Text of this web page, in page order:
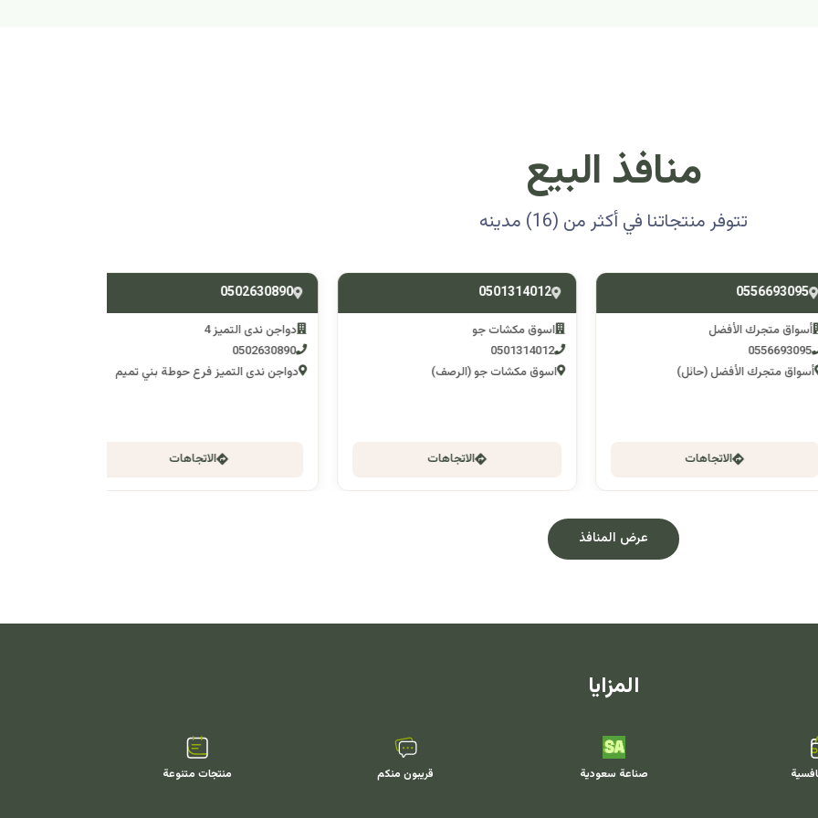
منافذ البيع
تتوفر منتجاتنا في أكثر من (16) مدينه
متجرك الأفضل
متجرك الأفضل (حائل)
الاتجاهات
0501314012
اسوق مكشات جو
0501314012
اسوق مكشات جو (الرصف)
الاتجاهات
0502630890
دواجن ندى التميز 4
0502630890
دواجن ندى التميز فرع حوطة بني تميم
الاتجاهات
عرض المنافذ
المزايا
صناعة سعودية قريبون منكم منتجات متنوعة